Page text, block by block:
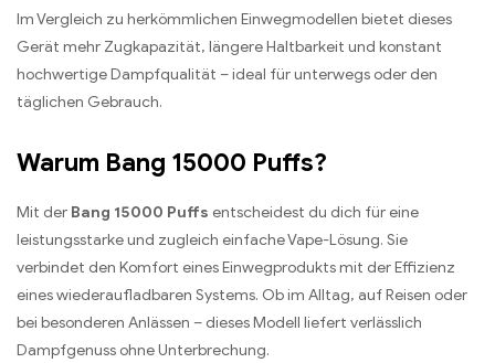
Im Vergleich zu herkömmlichen Einwegmodellen bietet dieses
Gerät mehr Zugkapazität, längere Haltbarkeit und konstant
hochwertige Dampfqualität – ideal für unterwegs oder den
täglichen Gebrauch.
Warum Bang 15000 Puffs?
Mit der Bang 15000 Puffs entscheidest du dich für eine
leistungsstarke und zugleich einfache Vape-Lösung. Sie
verbindet den Komfort eines Einwegprodukts mit der Effizienz
eines wiederaufladbaren Systems. Ob im Alltag, auf Reisen oder
bei besonderen Anlässen – dieses Modell liefert verlässlich
Dampfgenuss ohne Unterbrechung.